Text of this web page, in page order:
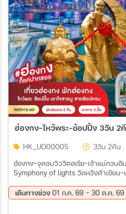
ฮ่องกง-ไหว้พระ-ช้อปปิ้ง 3วัน 2
HK_UO00005 3วัน 2คืน
ฮ่องกง-จุดชมวิววิตอเรีย-เจ้าแม่กวน
Symphony of lights วัดหวังต้าเซีย
อัธยาศัย
เดินทางช่วง 01 ก.ค. 69 - 30 ต.ค. 69